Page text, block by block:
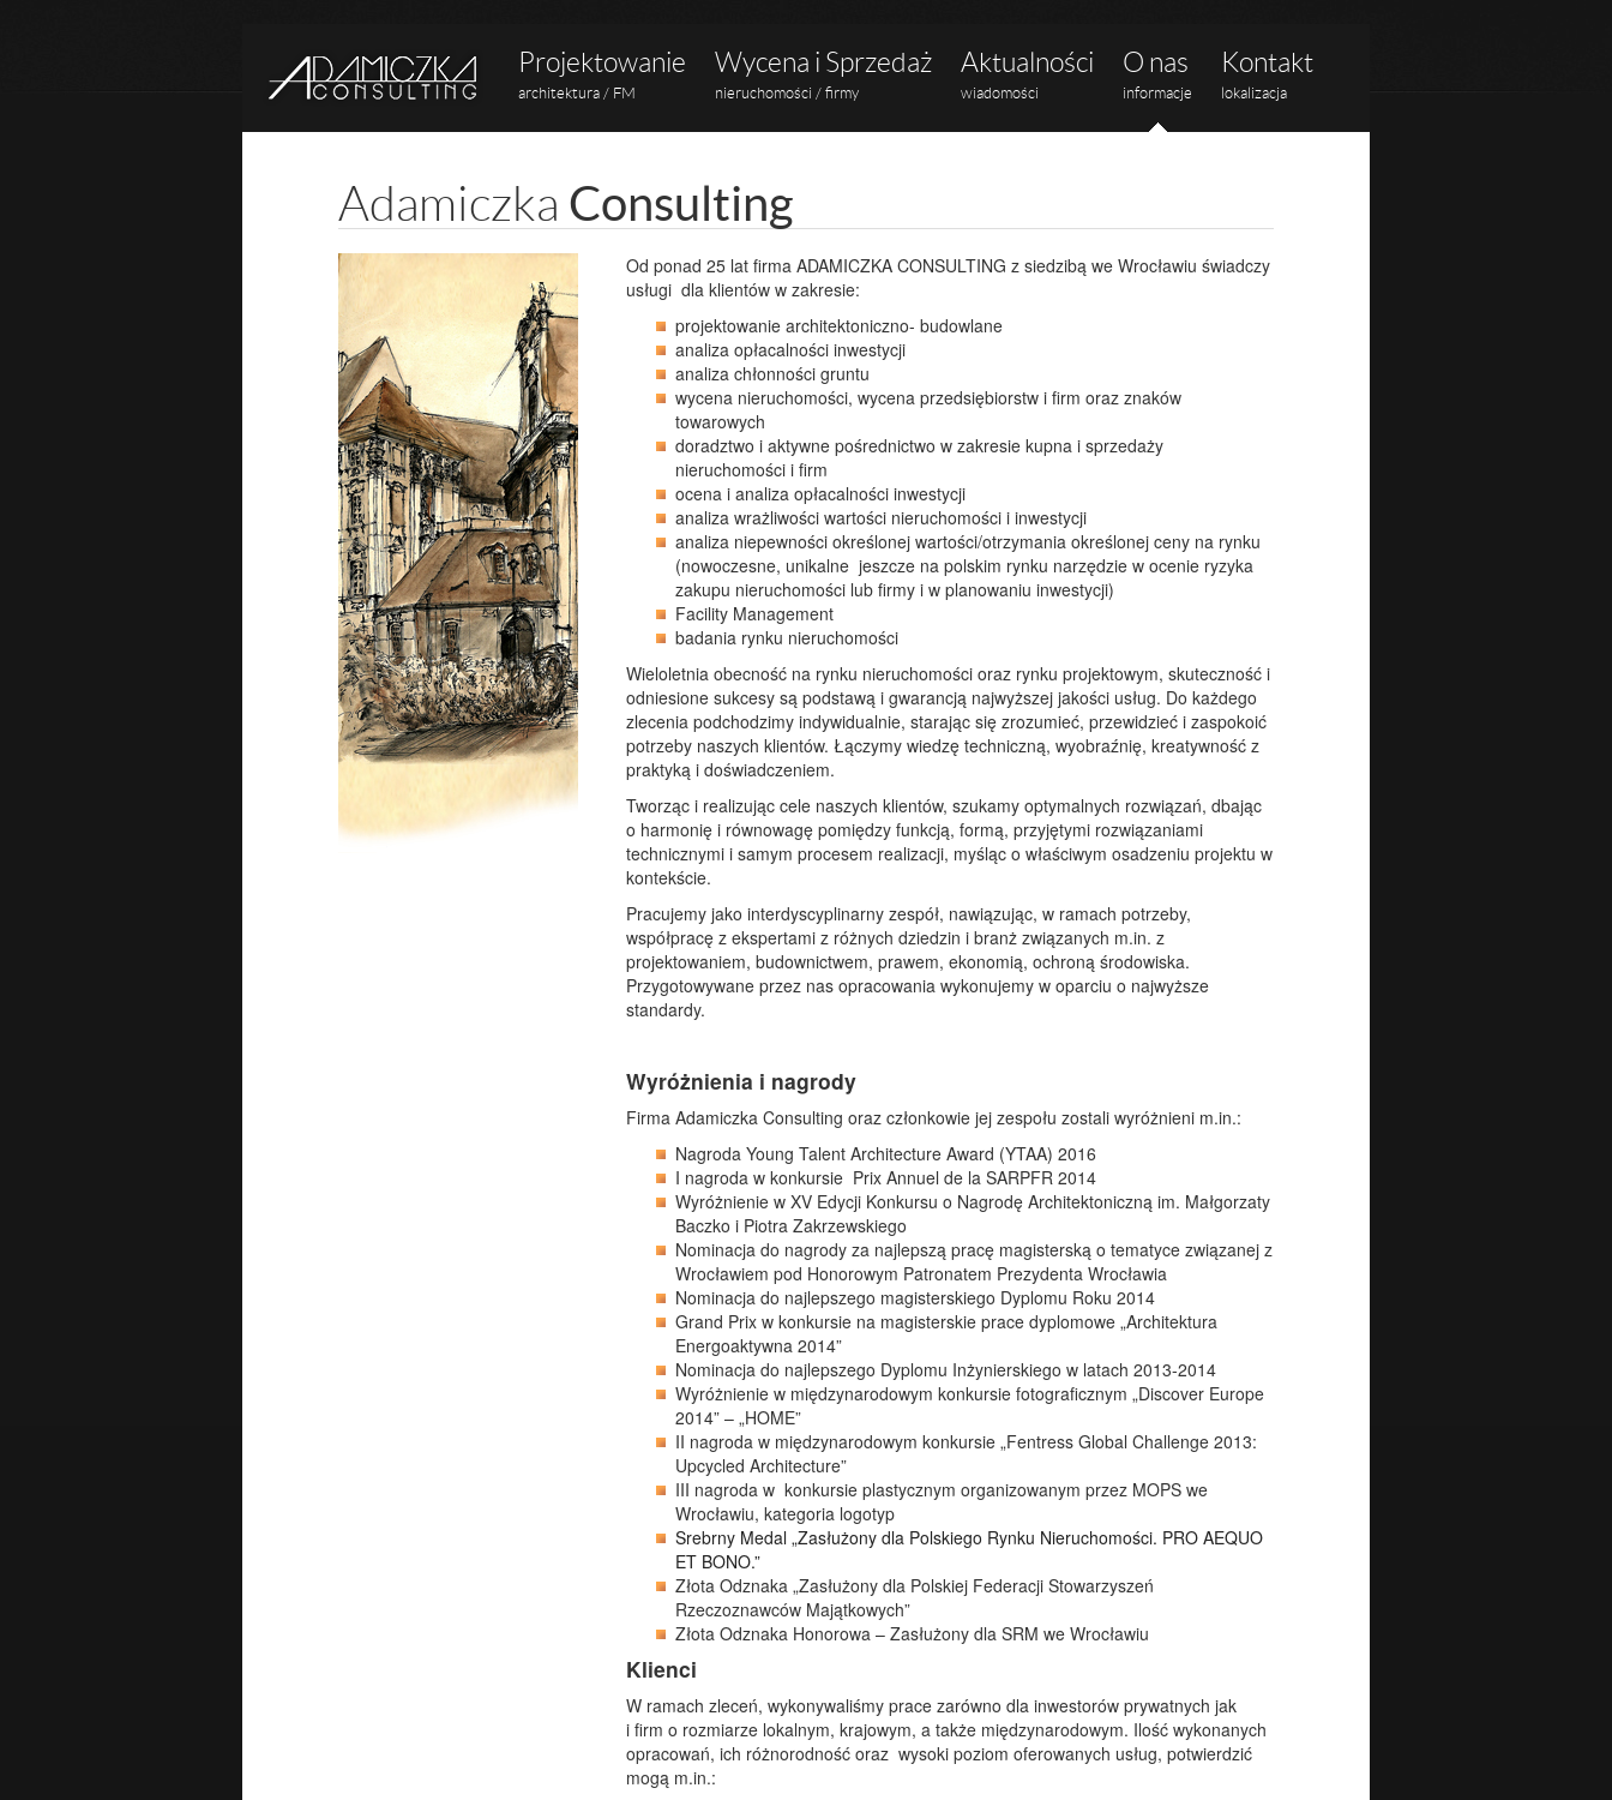
Projektowanie
architektura / FM
Wycena i Sprzedaż
nieruchomości / firmy
Aktualności
wiadomości
O nas
informacje
Kontakt
lokalizacja
Adamiczka Consulting
Od ponad 25 lat firma ADAMICZKA CONSULTING z siedzibą we Wrocławiu świadczy
usługi dla klientów w zakresie:
projektowanie architektoniczno- budowlane
analiza opłacalności inwestycji
analiza chłonności gruntu
wycena nieruchomości, wycena przedsiębiorstw i firm oraz znaków
towarowych
doradztwo i aktywne pośrednictwo w zakresie kupna i sprzedaży
nieruchomości i firm
ocena i analiza opłacalności inwestycji
analiza wrażliwości wartości nieruchomości i inwestycji
analiza niepewności określonej wartości/otrzymania określonej ceny na rynku
(nowoczesne, unikalne jeszcze na polskim rynku narzędzie w ocenie ryzyka
zakupu nieruchomości lub firmy i w planowaniu inwestycji)
Facility Management
badania rynku nieruchomości
Wieloletnia obecność na rynku nieruchomości oraz rynku projektowym, skuteczność i
odniesione sukcesy są podstawą i gwarancją najwyższej jakości usług. Do każdego
zlecenia podchodzimy indywidualnie, starając się zrozumieć, przewidzieć i zaspokoić
potrzeby naszych klientów. Łączymy wiedzę techniczną, wyobraźnię, kreatywność z
praktyką i doświadczeniem.
Tworząc i realizując cele naszych klientów, szukamy optymalnych rozwiązań, dbając
o harmonię i równowagę pomiędzy funkcją, formą, przyjętymi rozwiązaniami
technicznymi i samym procesem realizacji, myśląc o właściwym osadzeniu projektu w
kontekście.
Pracujemy jako interdyscyplinarny zespół, nawiązując, w ramach potrzeby,
współpracę z ekspertami z różnych dziedzin i branż związanych m.in. z
projektowaniem, budownictwem, prawem, ekonomią, ochroną środowiska.
Przygotowywane przez nas opracowania wykonujemy w oparciu o najwyższe
standardy.
Wyróżnienia i nagrody
Firma Adamiczka Consulting oraz członkowie jej zespołu zostali wyróżnieni m.in.:
Nagroda Young Talent Architecture Award (YTAA) 2016
I nagroda w konkursie Prix Annuel de la SARPFR 2014
Wyróżnienie w XV Edycji Konkursu o Nagrodę Architektoniczną im. Małgorzaty
Baczko i Piotra Zakrzewskiego
Nominacja do nagrody za najlepszą pracę magisterską o tematyce związanej z
Wrocławiem pod Honorowym Patronatem Prezydenta Wrocławia
Nominacja do najlepszego magisterskiego Dyplomu Roku 2014
Grand Prix w konkursie na magisterskie prace dyplomowe „Architektura
Energoaktywna 2014”
Nominacja do najlepszego Dyplomu Inżynierskiego w latach 2013-2014
Wyróżnienie w międzynarodowym konkursie fotograficznym „Discover Europe
2014” – „HOME”
II nagroda w międzynarodowym konkursie „Fentress Global Challenge 2013:
Upcycled Architecture”
III nagroda w konkursie plastycznym organizowanym przez MOPS we
Wrocławiu, kategoria logotyp
Srebrny Medal „Zasłużony dla Polskiego Rynku Nieruchomości. PRO AEQUO
ET BONO.”
Złota Odznaka „Zasłużony dla Polskiej Federacji Stowarzyszeń
Rzeczoznawców Majątkowych”
Złota Odznaka Honorowa – Zasłużony dla SRM we Wrocławiu
Klienci
W ramach zleceń, wykonywaliśmy prace zarówno dla inwestorów prywatnych jak
i firm o rozmiarze lokalnym, krajowym, a także międzynarodowym. Ilość wykonanych
opracowań, ich różnorodność oraz wysoki poziom oferowanych usług, potwierdzić
mogą m.in.: